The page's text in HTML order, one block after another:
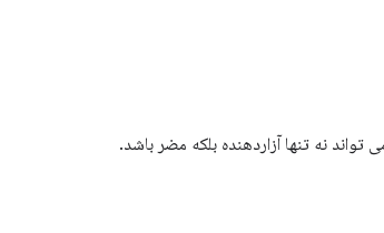
نه تنها آزاردهنده بلکه مضر باشد.